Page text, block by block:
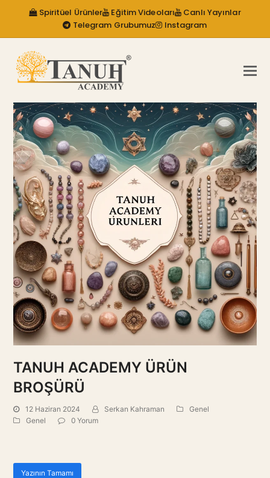
Spiritüel Ürünler Eğitim Videoları
Canlı Yayınlar
Telegram Grubumuz
Instagram
TANUH ACADEMY ÜRÜN
BROŞÜRÜ
12 Haziran 2024 Serkan Kahraman
Genel
Genel
0 Yorum
Yazının Tamamı